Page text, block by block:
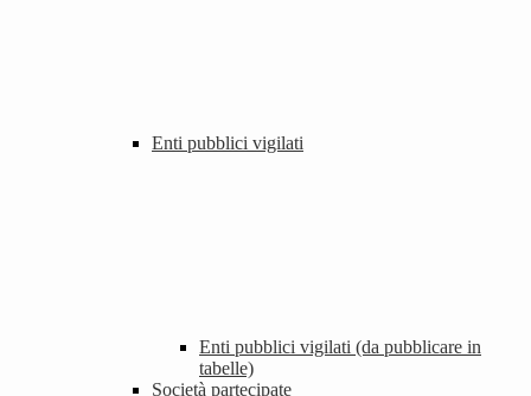
Enti pubblici vigilati
Enti pubblici vigilati (da pubblicare in
tabelle)
Società partecipate